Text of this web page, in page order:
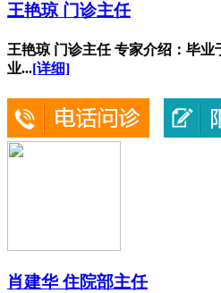
王艳琼 门诊主任
王艳琼 门诊主任 专家介绍：毕
业...[详细]
肖建华 住院部主任